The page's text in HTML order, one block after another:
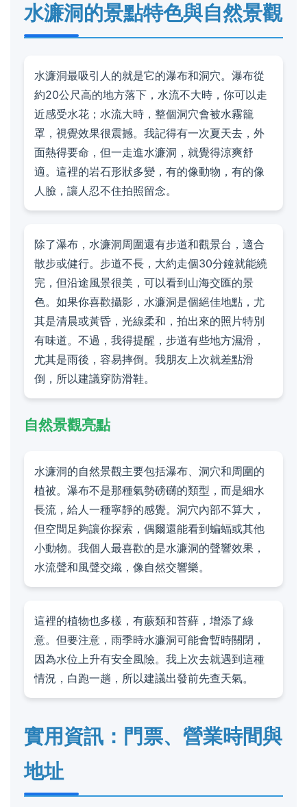
水濂洞的景點特色與自然景觀
水濂洞最吸引人的就是它的瀑布和洞穴。瀑布從
約20公尺高的地方落下，水流不大時，你可以走
近感受水花；水流大時，整個洞穴會被水霧籠
罩，視覺效果很震撼。我記得有一次夏天去，外
面熱得要命，但一走進水濂洞，就覺得涼爽舒
適。這裡的岩石形狀多變，有的像動物，有的像
人臉，讓人忍不住拍照留念。
除了瀑布，水濂洞周圍還有步道和觀景台，適合
散步或健行。步道不長，大約走個30分鐘就能繞
完，但沿途風景很美，可以看到山海交匯的景
色。如果你喜歡攝影，水濂洞是個絕佳地點，尤
其是清晨或黃昏，光線柔和，拍出來的照片特別
有味道。不過，我得提醒，步道有些地方濕滑，
尤其是雨後，容易摔倒。我朋友上次就差點滑
倒，所以建議穿防滑鞋。
自然景觀亮點
水濂洞的自然景觀主要包括瀑布、洞穴和周圍的
植被。瀑布不是那種氣勢磅礴的類型，而是細水
長流，給人一種寧靜的感覺。洞穴內部不算大，
但空間足夠讓你探索，偶爾還能看到蝙蝠或其他
小動物。我個人最喜歡的是水濂洞的聲響效果，
水流聲和風聲交織，像自然交響樂。
這裡的植物也多樣，有蕨類和苔蘚，增添了綠
意。但要注意，雨季時水濂洞可能會暫時關閉，
因為水位上升有安全風險。我上次去就遇到這種
情況，白跑一趟，所以建議出發前先查天氣。
實用資訊：門票、營業時間與
地址